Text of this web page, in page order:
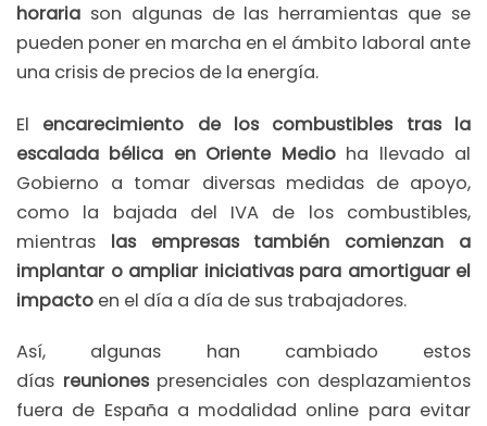
horaria son algunas de las herramientas que se
pueden poner en marcha en el ámbito laboral ante
una crisis de precios de la energía.
El encarecimiento de los combustibles tras la
escalada bélica en Oriente Medioha llevado al
Gobierno a tomar diversas medidas de apoyo,
como la bajada del IVA de los combustibles,
mientras las empresas también comienzan a
implantar o ampliar iniciativas para amortiguar el
impacto en el día a día de sus trabajadores.
Así, algunas han cambiado estos
días reuniones presenciales con desplazamientos
fuera de España a modalidad online para evitar